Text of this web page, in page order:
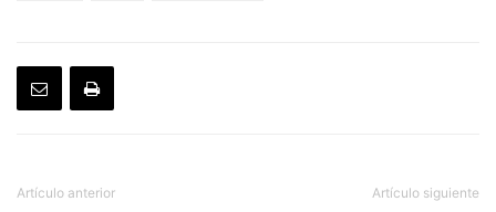
Artículo anterior Artículo siguiente